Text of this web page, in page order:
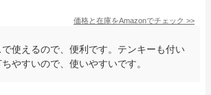
価格と在庫をAmazonでチェック >>
使えるので、便利です。テンキーも付い
やすいので、使いやすいです。